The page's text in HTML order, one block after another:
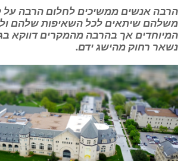
הרבה אנשים ממשיכים לחלום הרבה על
משלהם שיתאים לכל השאיפות שלהם
המיוחדים אך בהרבה מהמקרים דווקא
נשאר רחוק מהישג ידם.